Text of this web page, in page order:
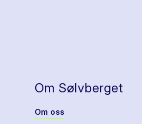
Om Sølvberget
Om oss